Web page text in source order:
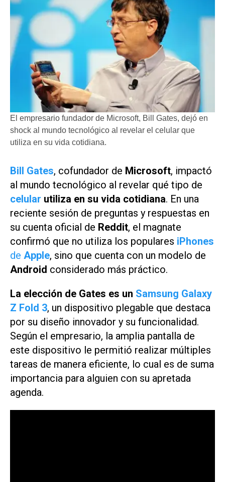
El empresario fundador de Microsoft, Bill Gates, dejó en
shock al mundo tecnológico al revelar el celular que
utiliza en su vida cotidiana.
Bill Gates, cofundador de Microsoft, impactó
al mundo tecnológico al revelar qué tipo de
celular utiliza en su vida cotidiana. En una
reciente sesión de preguntas y respuestas en
su cuenta oficial de Reddit, el magnate
confirmó que no utiliza los populares iPhones
de Apple, sino que cuenta con un modelo de
Android considerado más práctico.
La elección de Gates es un Samsung Galaxy
Z Fold 3, un dispositivo plegable que destaca
por su diseño innovador y su funcionalidad.
Según el empresario, la amplia pantalla de
este dispositivo le permitió realizar múltiples
tareas de manera eficiente, lo cual es de suma
importancia para alguien con su apretada
agenda.